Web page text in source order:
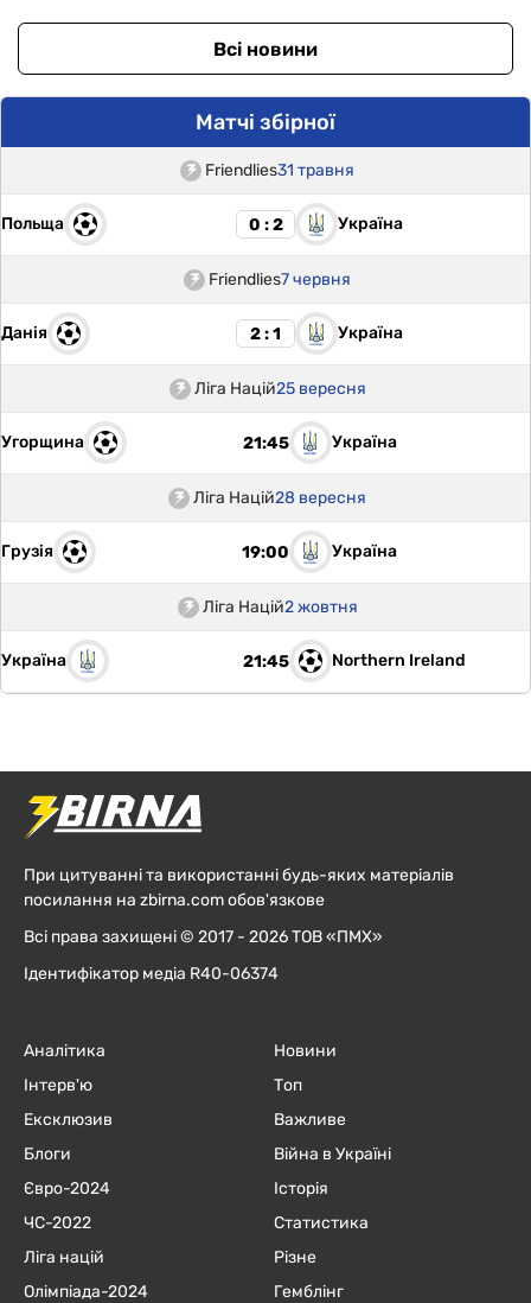
Всі новини
Матчі збірної
Friendlies31 травня
Польща 0 : 2 Україна
Friendlies7 червня
Данія 2 : 1 Україна
Ліга Націй25 вересня
Угорщина 21:45 Україна
Ліга Націй28 вересня
Грузія 19:00 Україна
Ліга Націй2 жовтня
Україна 21:45 Northern Ireland
При цитуванні та використанні будь-яких матеріалів
посилання на zbirna.com обов'язкове
Всі права захищені © 2017 - 2026 ТОВ «ПМХ»
Ідентифікатор медіа R40-06374
Аналітика
Інтерв'ю
Ексклюзив
Блоги
Євро-2024
ЧC-2022
Ліга націй
Олімпіада-2024
Новини
Топ
Важливе
Війна в Україні
Історія
Статистика
Різне
Гемблінг